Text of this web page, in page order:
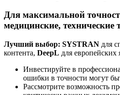
Для максимальной
медицинские, технические
Лучший выбор: SYSTRAN для
контента, DeepL для европейских
Инвестируйте в
ошибки в точности могут
Рассмотрите возможность